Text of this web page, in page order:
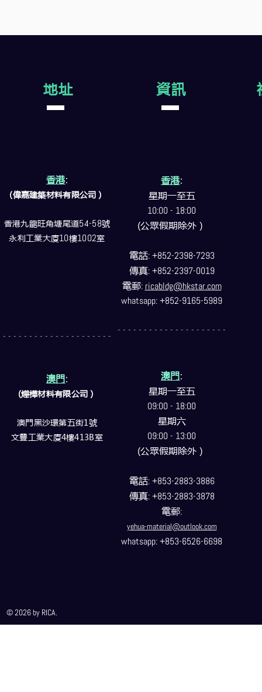
地址
香港:
(偉嘉建築材料有限公司）
香港九龍旺角塘尾道54-58號
永利工業大廈10樓1002室
- - - - - - - - - - - - - - - - - - - - -
澳門:
(燁樺材料有限公司）
澳門黑沙環第五街1號
文豐工業大廈4樓413B室
資訊
香港:
星期一至五
10:00 - 18:00
(公眾假期除外）
電話: +852-2398-7293
傳真: +852-2397-0019
電郵: ricabldg@hkstar.com
whatsapp: +852-9165-5989
- - - - - - - - - - - - - - - - - - - - -
澳門:
星期一至五
09:00 - 18:00
星期六
09:00 - 13:00
(公眾假期除外）
電話: +853-2883-3886
傳真: +853-2883-3878
電郵:
yehua-material@outlook.com
whatsapp: +853-6526-6698
© 2026 by RICA.